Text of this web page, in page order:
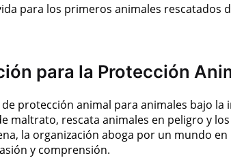
para los primeros animales rescatados
para la Protección
de protección animal para animales bajo
maltrato, rescata animales en peligro y
la organización aboga por un mundo
y comprensión.